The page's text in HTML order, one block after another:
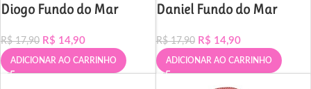
Diogo Fundo do Mar
R$17,90 R$ 14,90
ADICIONAR AO CARRINHO
Daniel Fundo do Mar
R$17,90 R$ 14,90
ADICIONAR AO CARRINHO